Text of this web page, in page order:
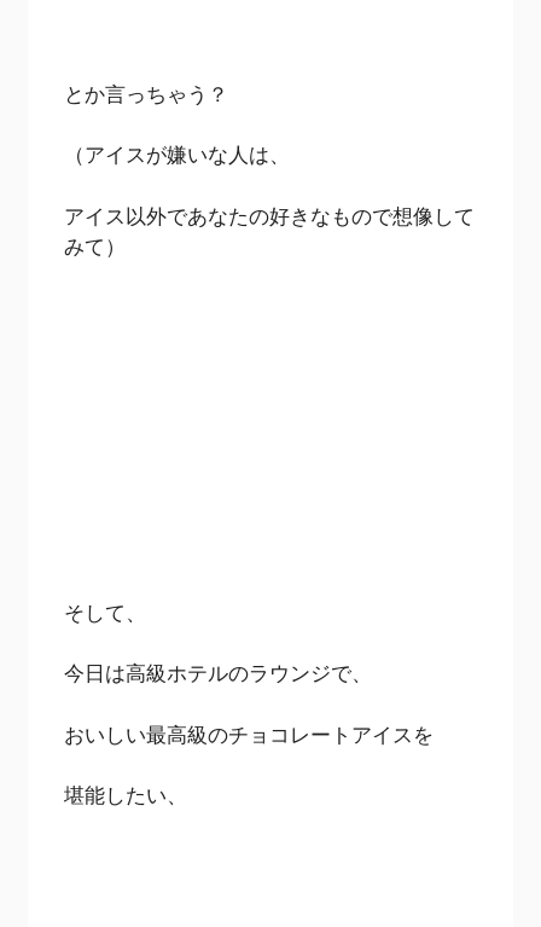
とか言っちゃう？
（アイスが嫌いな人は、
アイス以外であなたの好きなもので想像して
みて）
そして、
今日は高級ホテルのラウンジで、
おいしい最高級のチョコレートアイスを
堪能したい、